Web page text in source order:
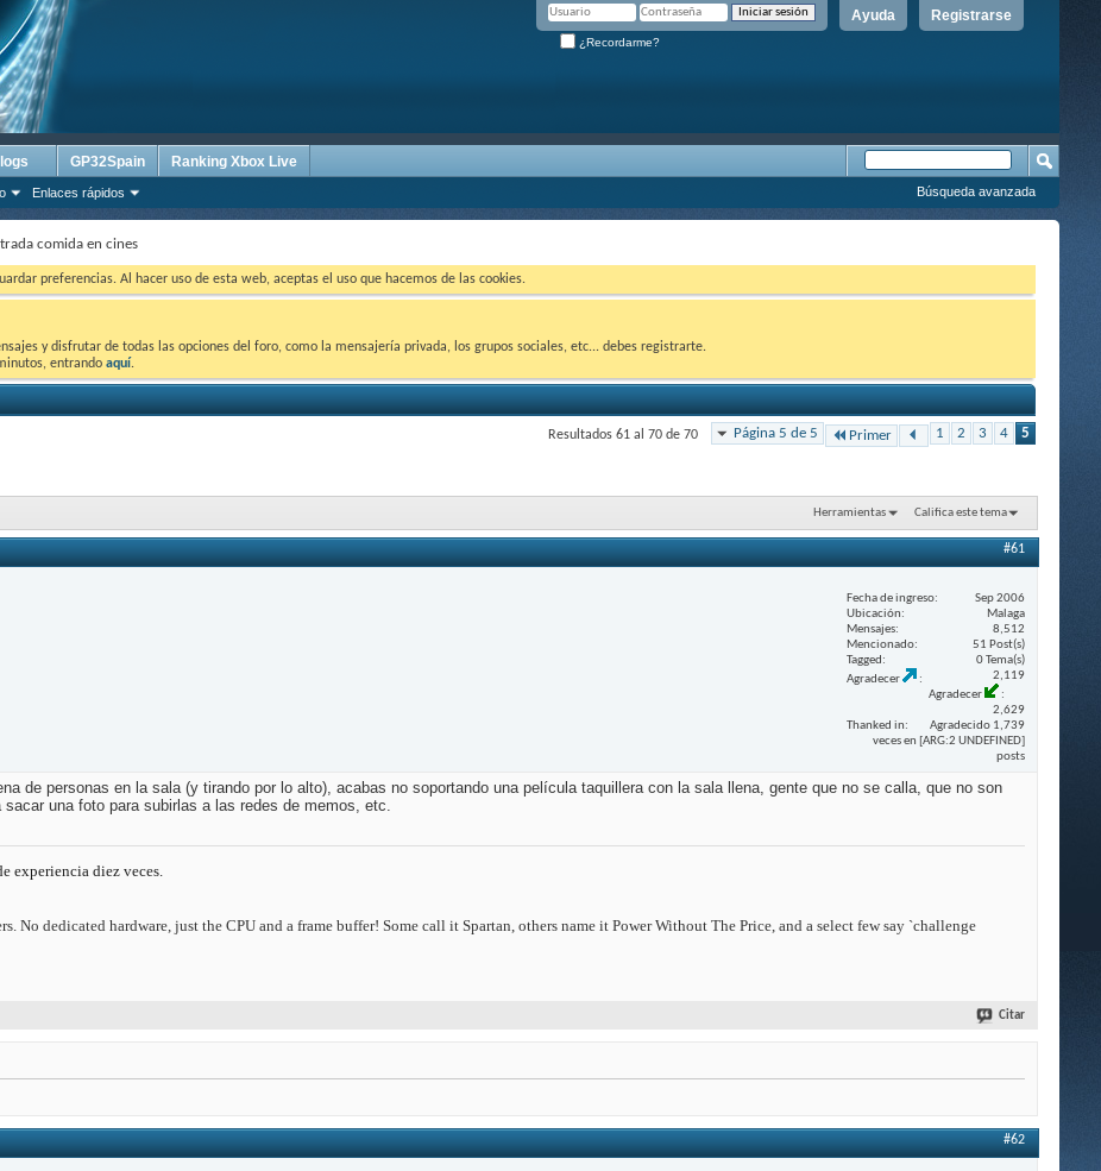
Registrarse
Ayuda
¿Recordarme?
Enlaces rápidos
GP32Spain Ranking Xbox Live
Búsqueda avanzada
comida en cines
preferencias. Al hacer uso de esta web, aceptas el uso que hacemos de las cookies.
y disfrutar de todas las opciones del foro, como la mensajería privada, los grupos sociales, etc... debes registrarte.
entrando aquí.
Página 5 de 5 Primer 1 2 3 4 5
Resultados 61 al 70 de 70
Herramientas Califica este tema
#61
Fecha de ingreso
Sep 2006
Ubicación
Malaga
Mensajes
8,512
Mencionado
51 Post(s)
Tagged
0 Tema(s)
Agradecer
2,119
Agradecer
2,629
Thanked in
Agradecido 1,739
veces en [ARG:2 UNDEFINED]
posts
de personas en la sala (y tirando por lo alto), acabas no soportando una película taquillera con la sala llena, gente que no se calla, que no son
una foto para subirlas a las redes de memos, etc.
experiencia diez veces.
No dedicated hardware, just the CPU and a frame buffer! Some call it Spartan, others name it Power Without The Price, and a select few say `challenge
Citar
#62